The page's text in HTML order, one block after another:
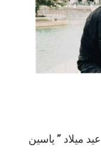
ميلاد ” ياسين